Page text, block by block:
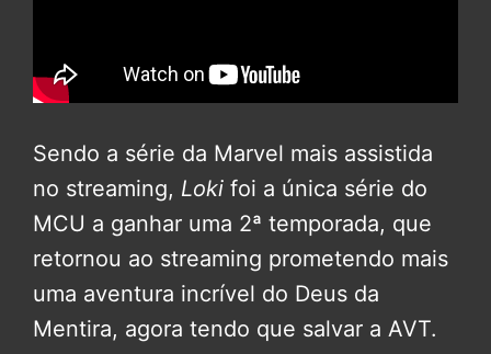
Sendo a série da Marvel mais assistida
no streaming, Loki foi a única série do
MCU a ganhar uma 2ª temporada, que
retornou ao streaming prometendo mais
uma aventura incrível do Deus da
Mentira, agora tendo que salvar a AVT.